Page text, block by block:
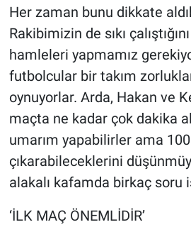
Her zaman bunu dikkate
Rakibimizin de sıkı
hamleleri yapmamız
futbolcular bir takım
oynuyorlar. Arda, Hakan ve
maçta ne kadar çok dakika
umarım yapabilirler ama 100
çıkarabileceklerini
alakalı kafamda birkaç soru
‘İLK MAÇ ÖNEMLİDİR’